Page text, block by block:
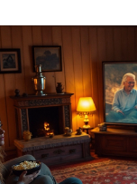
с этой анимацией. Чтобы
мир самых